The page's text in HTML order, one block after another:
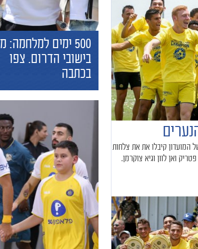
המועדון קיבלו את את צלחות
ואן לוון וגיא צוקרמן.
500 ימים למלחמה:
בישובי הדרום. צפו
בכתבה